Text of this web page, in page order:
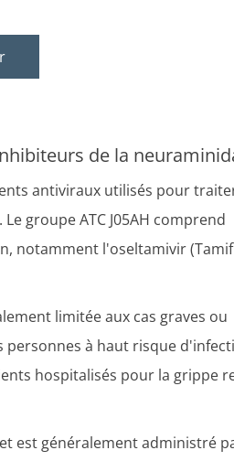
de la
antiviraux utilisés pour
groupe ATC J05AH comprend
notamment l'oseltamivir
limitée aux cas graves ou
personnes à haut risque
hospitalisés pour la grippe
est généralement administré